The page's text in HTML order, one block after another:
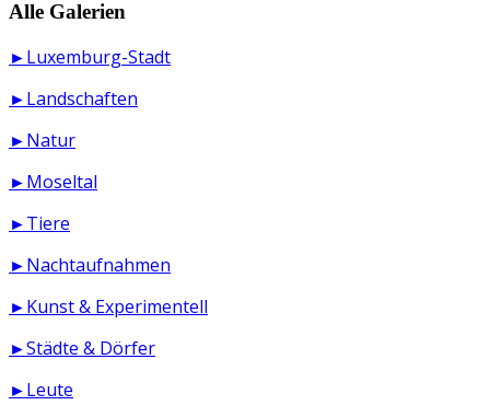
Alle Galerien
►Luxemburg-Stadt
►Landschaften
►Natur
►Moseltal
►Tiere
►Nachtaufnahmen
►Kunst & Experimentell
►Städte & Dörfer
►Leute